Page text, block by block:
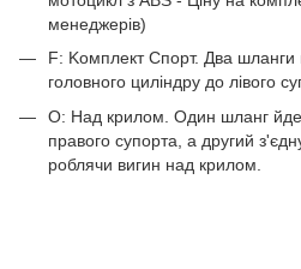
менеджерів)
F: Kомплект Спорт. Два шланги
головного циліндру до лівого
O: Над крилом. Один шланг йде
правого супорта, а другий
роблячи вигин над крилом.